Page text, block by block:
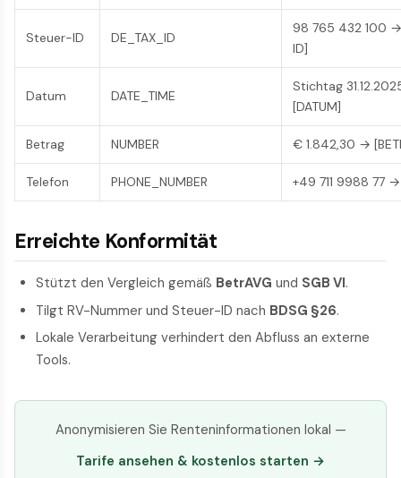
Steuer-ID DE_TAX_ID
98 765 432 100 →
ID]
Datum DATE_TIME
Stichtag
[DATUM]
Betrag NUMBER € 1.842,30 →
Telefon PHONE_NUMBER +49 711 9988 77 →
Erreichte Konformität
Stützt den Vergleich gemäß BetrAVG und SGB VI.
Tilgt RV-Nummer und Steuer-ID nach BDSG §26.
Lokale Verarbeitung verhindert den Abfluss an externe
Tools.
Anonymisieren Sie Renteninformationen lokal —
Tarife ansehen & kostenlos starten →